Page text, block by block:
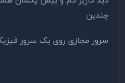
چندین
سرور مجازی روی یک سرور